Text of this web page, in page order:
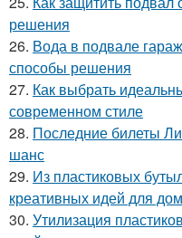
решения
26. Вода в подвале
способы решения
27. Как выбрать
современном стиле
28. Последние билеты
шанс
29. Из пластиковых
креативных идей для
30. Утилизация